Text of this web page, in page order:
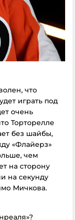
что
играть под
очень
Торторелле
без шайбы,
«Флайерз»
чем
на сторону
на секунду
Мичкова.